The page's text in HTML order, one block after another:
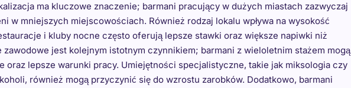
ma kluczowe znaczenie; barmani pracujący w dużych miastach zazwyczaj
w mniejszych miejscowościach. Również rodzaj lokalu wpływa na wysokość
i kluby nocne często oferują lepsze stawki oraz większe napiwki niż
jest kolejnym istotnym czynnikiem; barmani z wieloletnim stażem mogą
oraz lepsze warunki pracy. Umiejętności specjalistyczne, takie jak miksologia czy
również mogą przyczynić się do wzrostu zarobków. Dodatkowo, barmani